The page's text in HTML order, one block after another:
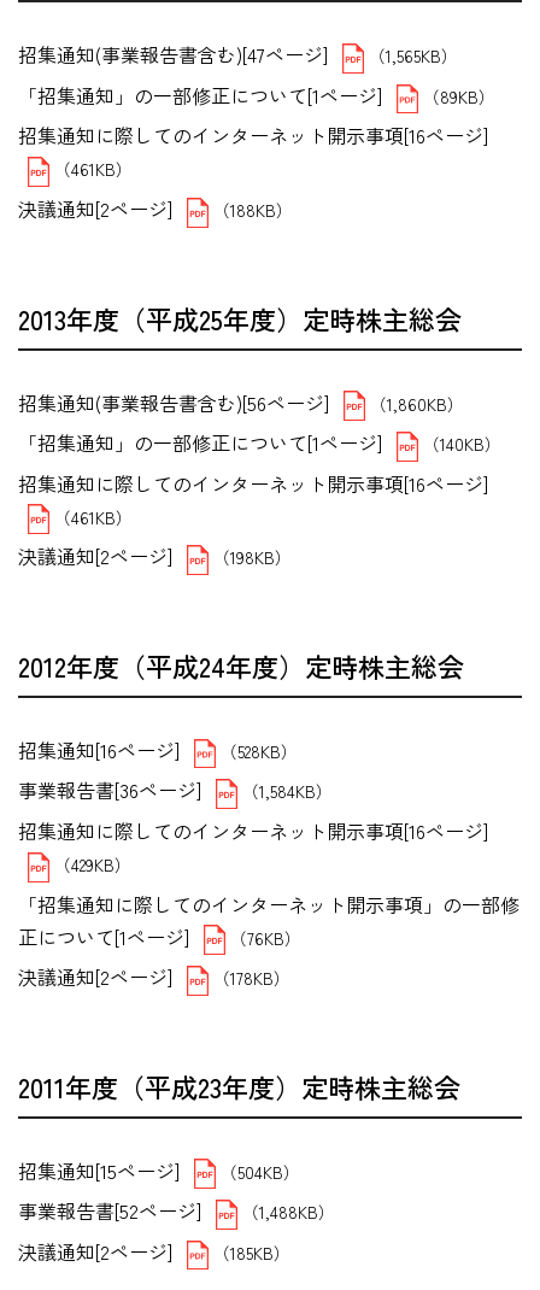
招集通知(事業報告書含む)[47ページ] （1,565KB）
「招集通知」の一部修正について[1ページ] （89KB）
招集通知に際してのインターネット開示事項[16ページ]
（461KB）
決議通知[2ページ] （188KB）
2013年度（平成25年度）定時株主総会
招集通知(事業報告書含む)[56ページ] （1,860KB）
「招集通知」の一部修正について[1ページ] （140KB）
招集通知に際してのインターネット開示事項[16ページ]
（461KB）
決議通知[2ページ] （198KB）
2012年度（平成24年度）定時株主総会
招集通知[16ページ] （528KB）
事業報告書[36ページ] （1,584KB）
招集通知に際してのインターネット開示事項[16ページ]
（429KB）
「招集通知に際してのインターネット開示事項」の一部修
正について[1ページ]
（76KB）
決議通知[2ページ] （178KB）
2011年度（平成23年度）定時株主総会
招集通知[15ページ] （504KB）
事業報告書[52ページ] （1,488KB）
決議通知[2ページ] （185KB）